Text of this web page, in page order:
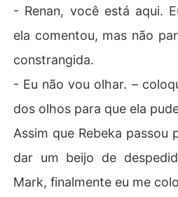
- Renan, você está aqui.
ela comentou, mas não
constrangida.
- Eu não vou olhar. –
dos olhos para que ela
Assim que Rebeka passou
dar um beijo de
Mark, finalmente eu me